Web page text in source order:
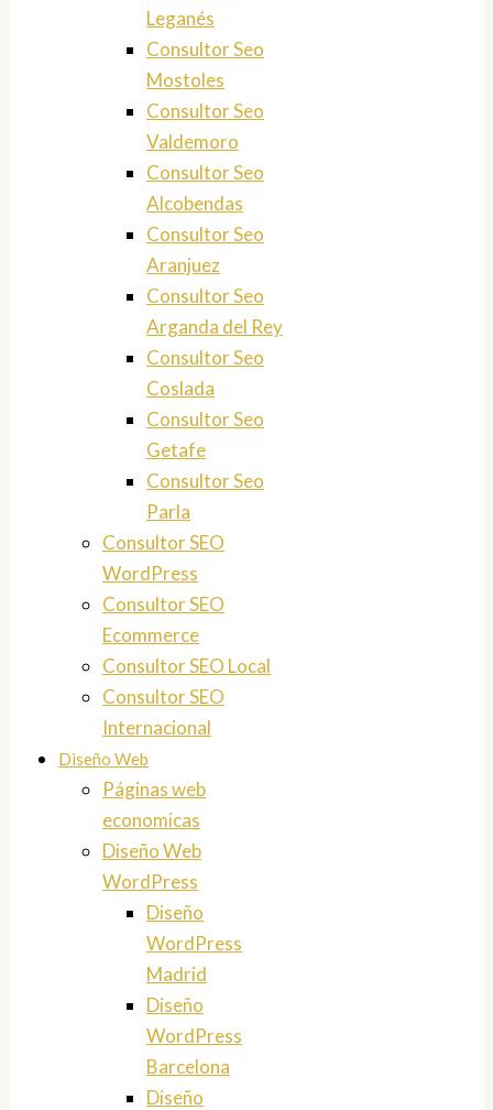
Leganés
Consultor Seo
Mostoles
Consultor Seo
Valdemoro
Consultor Seo
Alcobendas
Consultor Seo
Aranjuez
Consultor Seo
Arganda del Rey
Consultor Seo
Coslada
Consultor Seo
Getafe
Consultor Seo
Parla
Consultor SEO
WordPress
Consultor SEO
Ecommerce
Consultor SEO Local
Consultor SEO
Internacional
Diseño Web
Páginas web
economicas
Diseño Web
WordPress
Diseño
WordPress
Madrid
Diseño
WordPress
Barcelona
Diseño